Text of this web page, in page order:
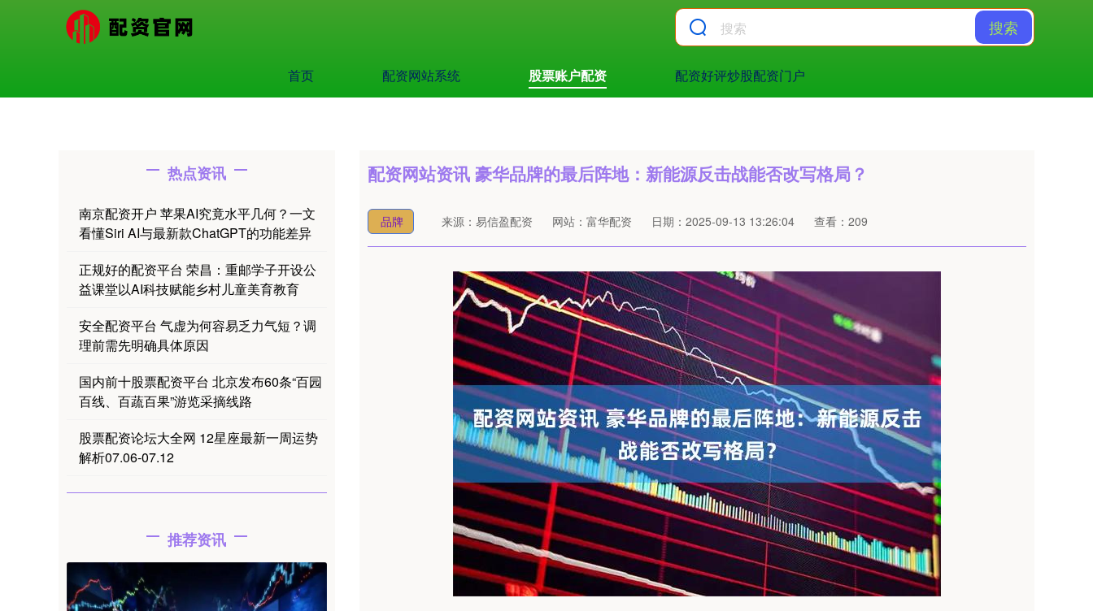
搜索
首页 配资网站系统 股票账户配资 配资好评炒股配资门户
配资网站资讯 豪华品牌的最后阵地：新能源反击战能否改写格局？
品牌 来源：易信盈配资 网站：富华配资 日期：2025-09-13 13:26:04 查看：209
热点资讯
南京配资开户 苹果AI究竟水平几何？一文
看懂Siri AI与最新款ChatGPT的功能差异
正规好的配资平台 荣昌：重邮学子开设公
益课堂以AI科技赋能乡村儿童美育教育
安全配资平台 气虚为何容易乏力气短？调
理前需先明确具体原因
国内前十股票配资平台 北京发布60条“百园
百线、百蔬百果”游览采摘线路
股票配资论坛大全网 12星座最新一周运势
解析07.06-07.12
推荐资讯